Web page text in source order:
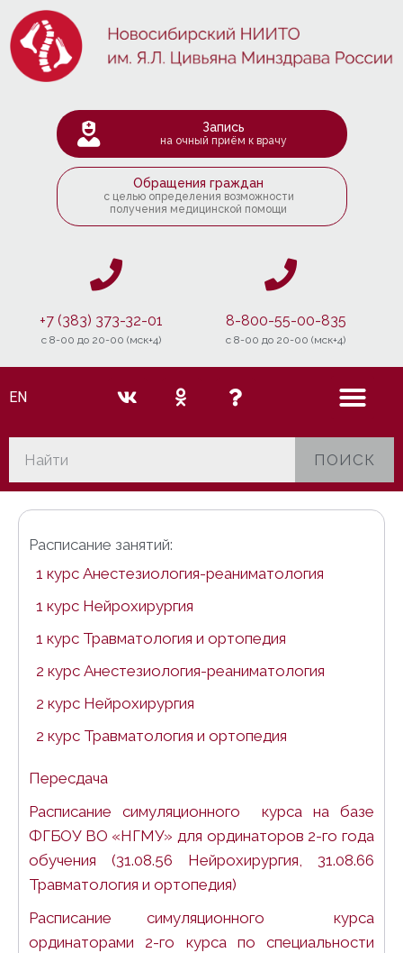
Запись
на очный приём к врачу
Обращения граждан
с целью определения возможности
получения медицинской помощи
+7 (383) 373-32-01
c 8-00 до 20-00 (мск+4)
8-800-55-00-835
c 8-00 до 20-00 (мск+4)
EN
ПОИСК
Расписание занятий:
1 курс Анестезиология-реаниматология
1 курс Нейрохирургия
1 курс Травматология и ортопедия
2 курс Анестезиология-реаниматология
2 курс Нейрохирургия
2 курс Травматология и ортопедия
Пересдача
Расписание симуляционного курса на базе
ФГБОУ ВО «НГМУ» для ординаторов 2-го года
обучения (31.08.56 Нейрохирургия, 31.08.66
Травматология и ортопедия)
Расписание симуляционного курса
ординаторами 2-го курса по специальности